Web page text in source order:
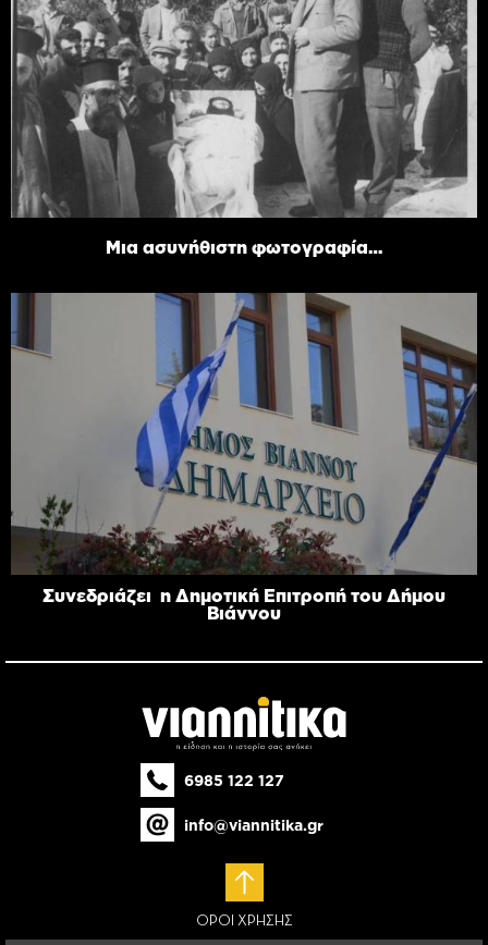
Μια ασυνήθιστη φωτογραφία…
Συνεδριάζει η Δημοτική Επιτροπή του Δήμου
Βιάννου
6985 122 127
info@viannitika.gr
ΟΡΟΙ ΧΡΗΣΗΣ